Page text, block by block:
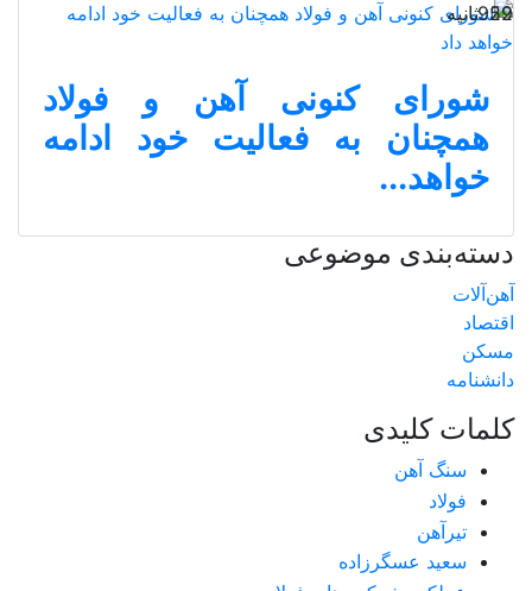
29 ثانیه
952
شورای کنونی آهن و فولاد
همچنان به فعالیت خود ادامه
خواهد...
دسته‌بندی موضوعی
آهن‌آلات
اقتصاد
مسکن
دانشنامه
کلمات کلیدی
سنگ آهن
فولاد
تیرآهن
سعید عسگرزاده